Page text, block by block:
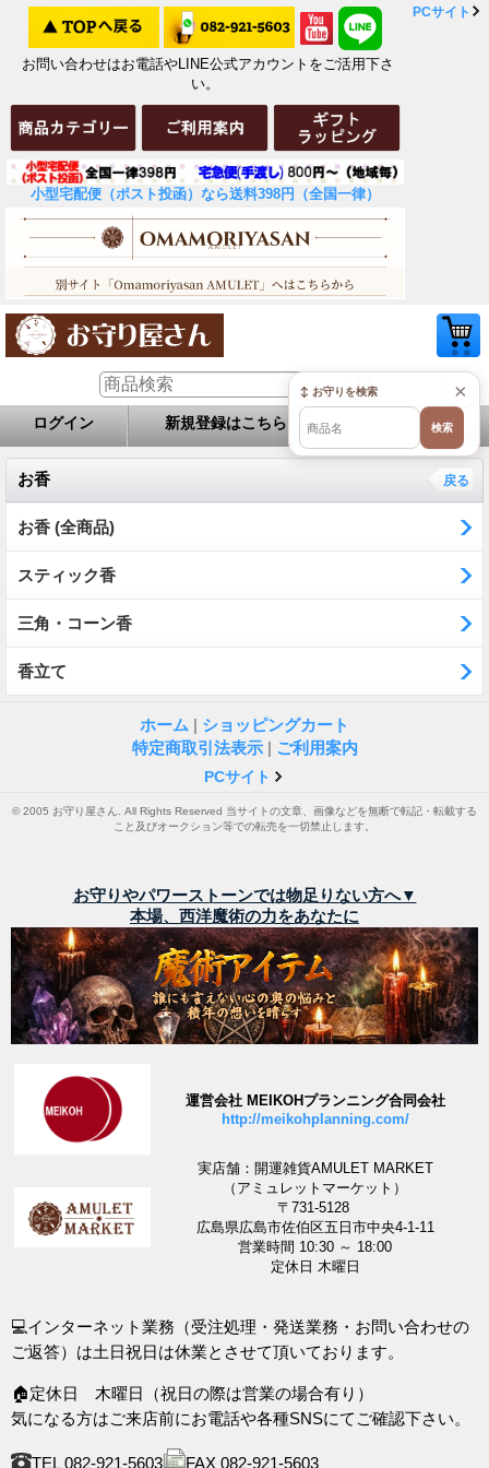
お問い合わせはお電話やLINE公式アカウントをご活用下さ
い。
小型宅配便（ポスト投函）なら送料398円（全国一律）
PCサイト
ログイン 新規登録はこちら お問い合せ
お香 戻る
お香 (全商品)
スティック香
三角・コーン香
香立て
ホーム | ショッピングカート
特定商取引法表示 | ご利用案内
PCサイト
© 2005 お守り屋さん. All Rights Reserved 当サイトの文章、画像などを無断で転記・転載する
こと及びオークション等での転売を一切禁止します。
お守りやパワーストーンでは物足りない方へ▼
本場、西洋魔術の力をあなたに
運営会社 MEIKOHプランニング合同会社
http://meikohplanning.com/
実店舗：開運雑貨AMULET MARKET
（アミュレットマーケット）
〒731-5128
広島県広島市佐伯区五日市中央4-1-11
営業時間 10:30 ～ 18:00
定休日 木曜日
💻インターネット業務（受注処理・発送業務・お問い合わせの
ご返答）は土日祝日は休業とさせて頂いております。
🏠定休日 木曜日（祝日の際は営業の場合有り）
気になる方はご来店前にお電話や各種SNSにてご確認下さい。
TEL 082-921-5603 FAX 082-921-5603
×
↕ お守りを検索
検索